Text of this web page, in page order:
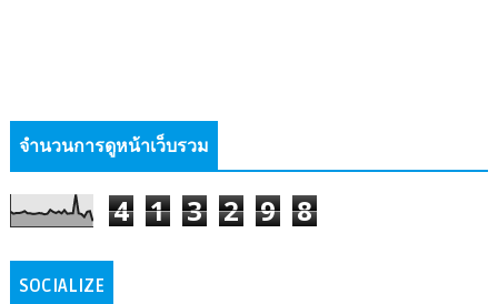
จำนวนการดูหน้าเว็บรวม
4 1 3 2 9 8
SOCIALIZE